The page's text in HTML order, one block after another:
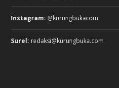
Instagram: @kurungbukacom
Surel: redaksi@kurungbuka.com